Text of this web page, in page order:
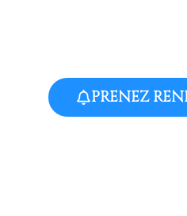
PRENEZ